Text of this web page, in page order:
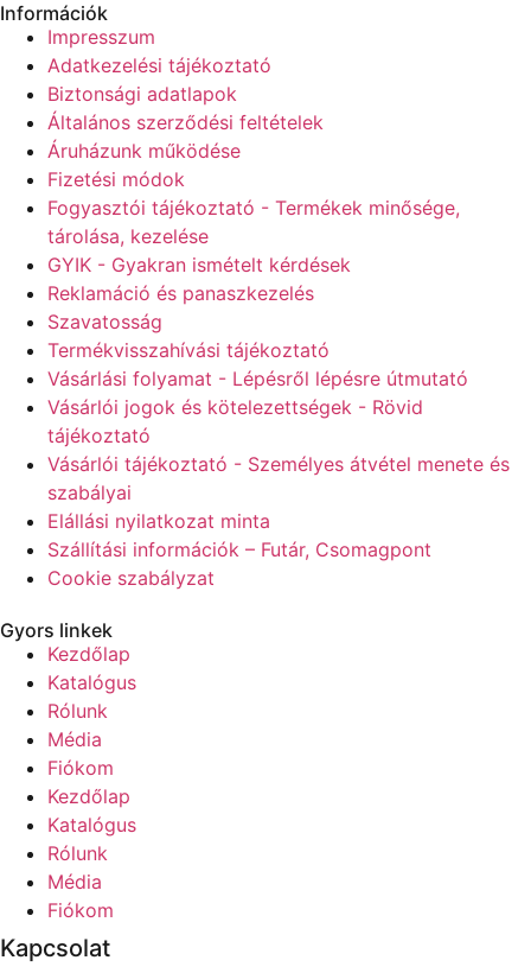
Információk
Impresszum
Adatkezelési tájékoztató
Biztonsági adatlapok
Általános szerződési feltételek
Áruházunk működése
Fizetési módok
Fogyasztói tájékoztató - Termékek minősége,
tárolása, kezelése
GYIK - Gyakran ismételt kérdések
Reklamáció és panaszkezelés
Szavatosság
Termékvisszahívási tájékoztató
Vásárlási folyamat - Lépésről lépésre útmutató
Vásárlói jogok és kötelezettségek - Rövid
tájékoztató
Vásárlói tájékoztató - Személyes átvétel menete és
szabályai
Elállási nyilatkozat minta
Szállítási információk – Futár, Csomagpont
Cookie szabályzat
Gyors linkek
Kezdőlap
Katalógus
Rólunk
Média
Fiókom
Kezdőlap
Katalógus
Rólunk
Média
Fiókom
Kapcsolat